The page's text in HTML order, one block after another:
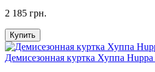
2 185 грн.
Купить
Демисезонная куртка Хуппа